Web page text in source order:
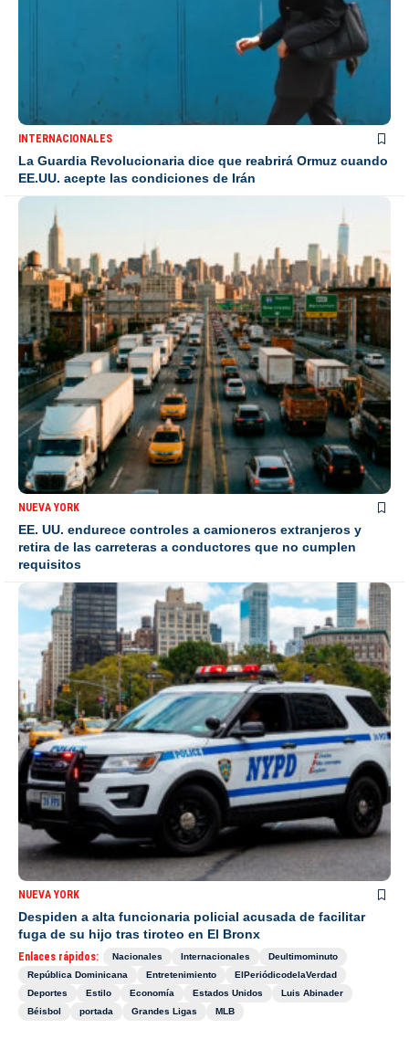
INTERNACIONALES
La Guardia Revolucionaria dice que reabrirá Ormuz cuando
EE.UU. acepte las condiciones de Irán
NUEVA YORK
EE. UU. endurece controles a camioneros extranjeros y
retira de las carreteras a conductores que no cumplen
requisitos
NUEVA YORK
Despiden a alta funcionaria policial acusada de facilitar
fuga de su hijo tras tiroteo en El Bronx
Enlaces rápidos: Nacionales Internacionales
Deultimominuto
República Dominicana
Entretenimiento
ElPeriódicodelaVerdad
Deportes
Estilo Economía Estados Unidos
Luis Abinader
Béisbol
portada Grandes Ligas MLB